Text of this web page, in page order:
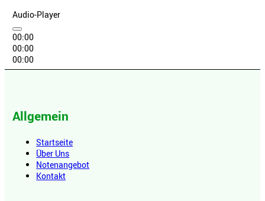
Audio-Player
00:00
00:00
00:00
Allgemein
Startseite
Über Uns
Notenangebot
Kontakt